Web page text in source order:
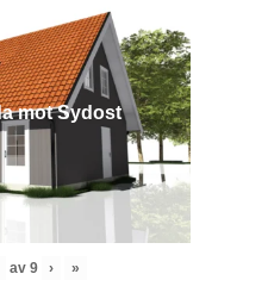
mot Sydost
av 9 › »